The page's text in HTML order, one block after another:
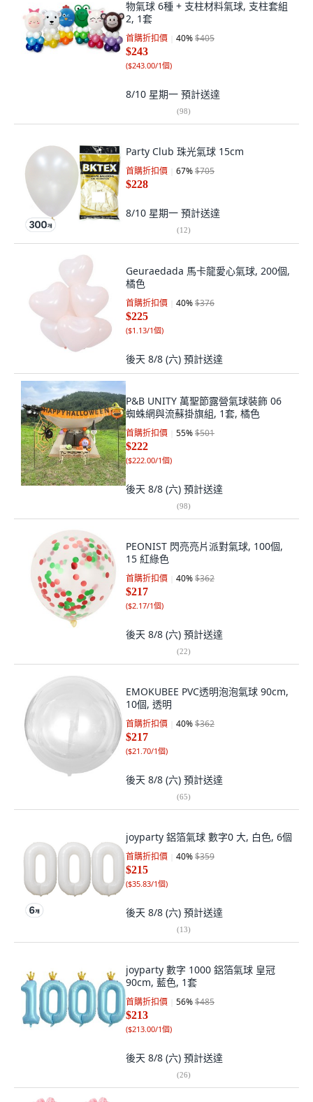
物氣球 6種 + 支柱材料氣球, 支柱套組
2, 1套
首購折扣價 40%$405
$243
($243.00/1個)
8/10 星期一 預計送達
(98)
Party Club 珠光氣球 15cm
首購折扣價 67%$705
$228
8/10 星期一 預計送達
(12)
Geuraedada 馬卡龍愛心氣球, 200個,
橘色
首購折扣價 40%$376
$225
($1.13/1個)
後天 8/8 (六) 預計送達
P&B UNITY 萬聖節露營氣球裝飾 06
蜘蛛網與流蘇掛旗組, 1套, 橘色
首購折扣價 55%$501
$222
($222.00/1個)
後天 8/8 (六) 預計送達
(98)
PEONIST 閃亮亮片派對氣球, 100個,
15 紅綠色
首購折扣價 40%$362
$217
($2.17/1個)
後天 8/8 (六) 預計送達
(22)
EMOKUBEE PVC透明泡泡氣球 90cm,
10個, 透明
首購折扣價 40%$362
$217
($21.70/1個)
後天 8/8 (六) 預計送達
(65)
joyparty 鋁箔氣球 數字0 大, 白色, 6個
首購折扣價 40%$359
$215
($35.83/1個)
後天 8/8 (六) 預計送達
(13)
joyparty 數字 1000 鋁箔氣球 皇冠
90cm, 藍色, 1套
首購折扣價 56%$485
$213
($213.00/1個)
後天 8/8 (六) 預計送達
(26)